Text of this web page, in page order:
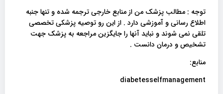
توجه : مطالب پزشک من از منابع خارجی ترجمه شده و تنها جنبه
اطلاع رسانی و آموزشی دارد . از این رو توصیه پزشکی تخصصی
تلقی نمی شوند و نباید آنها را جایگزین مراجعه به پزشک جهت
تشخیص و درمان دانست .
منابع:
diabetesselfmanagement